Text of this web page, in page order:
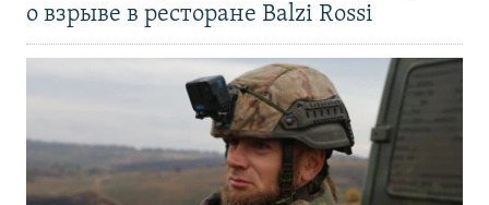
о взрыве в ресторане Balzi Rossi